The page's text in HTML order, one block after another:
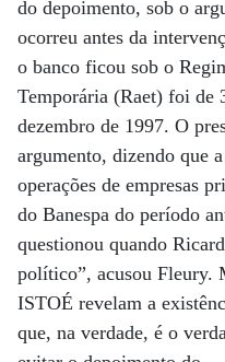
do depoimento, sob o
ocorreu antes da
o banco ficou sob o
Temporária (Raet) foi de
dezembro de 1997. O
argumento, dizendo que
operações de empresas
do Banespa do período
questionou quando
político”, acusou Fleury.
ISTOÉ revelam a
que, na verdade, é o